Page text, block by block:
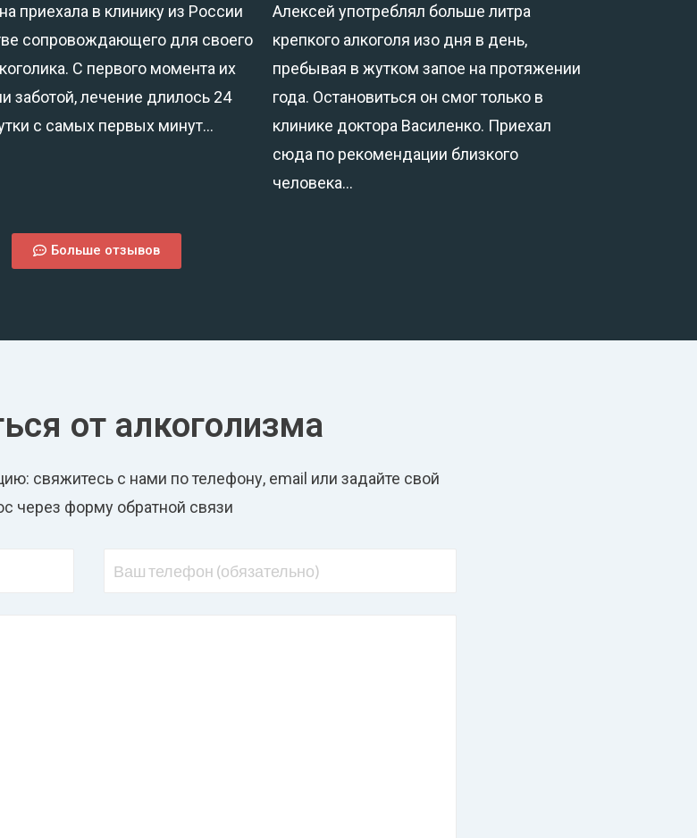
приехала в клинику из России
сопровождающего для своего
С первого момента их
заботой, лечение длилось 24
с самых первых минут…
Алексей употреблял больше литра
крепкого алкоголя изо дня в день,
пребывая в жутком запое на протяжении
года. Остановиться он смог только в
клинике доктора Василенко. Приехал
сюда по рекомендации близкого
человека…
Больше отзывов
от алкоголизма
свяжитесь с нами по телефону, email или задайте свой
через форму обратной связи